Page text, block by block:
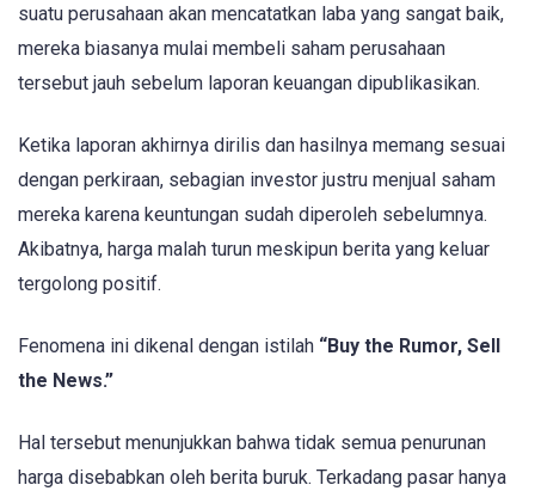
suatu perusahaan akan mencatatkan laba yang sangat baik,
mereka biasanya mulai membeli saham perusahaan
tersebut jauh sebelum laporan keuangan dipublikasikan.
Ketika laporan akhirnya dirilis dan hasilnya memang sesuai
dengan perkiraan, sebagian investor justru menjual saham
mereka karena keuntungan sudah diperoleh sebelumnya.
Akibatnya, harga malah turun meskipun berita yang keluar
tergolong positif.
Fenomena ini dikenal dengan istilah “Buy the Rumor, Sell
the News.”
Hal tersebut menunjukkan bahwa tidak semua penurunan
harga disebabkan oleh berita buruk. Terkadang pasar hanya